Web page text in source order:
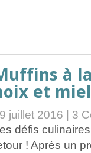
à
et miel
juillet 2016 | 3
défis
! Après un